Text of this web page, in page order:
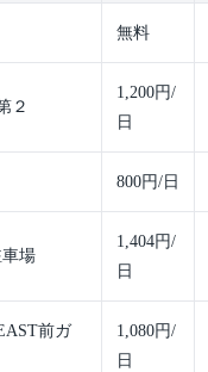
無料
２
1,200円/
日
800円/日
場
1,404円/
日
前ガ
1,080円/
日